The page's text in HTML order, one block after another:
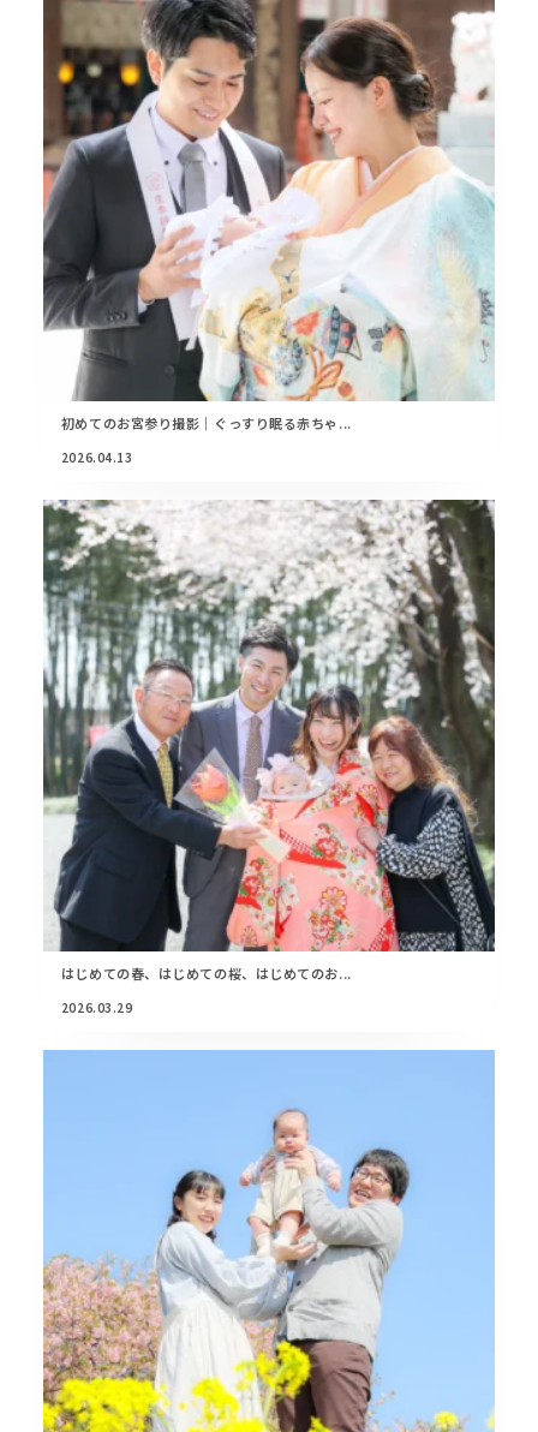
初めてのお宮参り撮影｜ぐっすり眠る赤ちゃ...
2026.04.13
はじめての春、はじめての桜、はじめてのお...
2026.03.29